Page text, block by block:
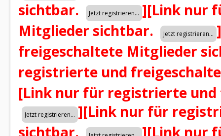
sichtbar.
][Link nur
Mitglieder sichtbar.
]
freigeschaltete Mitglieder
registrierte und
[Link nur für registrierte
][Link nur für
sichtbar.
][Link nur